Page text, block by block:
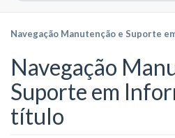
Navegação Manutenção e Suporte
Navegação
Suporte em
título